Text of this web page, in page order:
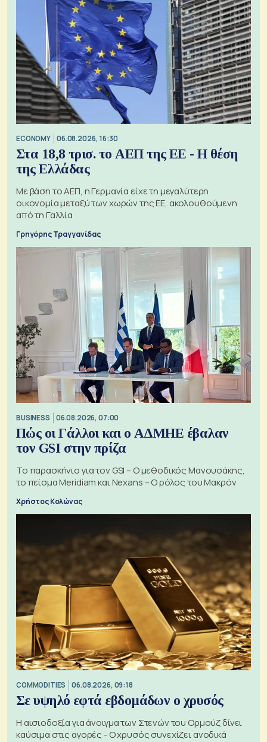
ECONOMY 06.08.2026, 16:30
Στα 18,8 τρισ. το ΑΕΠ της ΕΕ - Η θέση
της Ελλάδας
Με βάση το ΑΕΠ, η Γερμανία είχε τη μεγαλύτερη
οικονομία μεταξύ των χωρών της ΕΕ, ακολουθούμενη
από τη Γαλλία
Γρηγόρης Τραγγανίδας
BUSINESS 06.08.2026, 07:00
Πώς οι Γάλλοι και ο ΑΔΜΗΕ έβαλαν
τον GSI στην πρίζα
Το παρασκήνιο για τον GSI – Ο μεθοδικός Μανουσάκης,
το πείσμα Meridiam και Nexans – Ο ρόλος του Μακρόν
Χρήστος Κολώνας
COMMODITIES 06.08.2026, 09:18
Σε υψηλό εφτά εβδομάδων ο χρυσός
Η αισιοδοξία για άνοιγμα των Στενών του Ορμούζ δίνει
καύσιμα στις αγορές - Ο χρυσός συνεχίζει ανοδικά